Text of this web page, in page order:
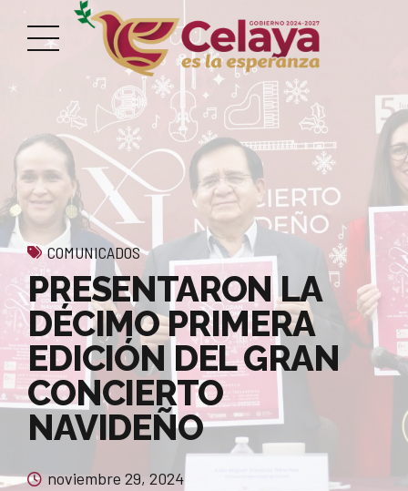
COMUNICADOS
PRESENTARON LA
DÉCIMO PRIMERA
EDICIÓN DEL GRAN
CONCIERTO
NAVIDEÑO
noviembre 29, 2024